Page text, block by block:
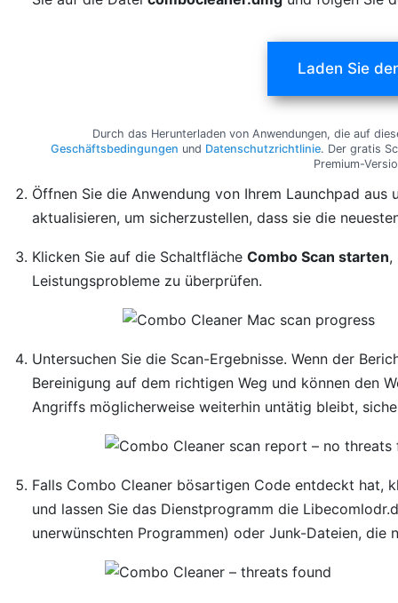
Laden Sie
Durch das Herunterladen von Anwendungen, die auf
Geschäftsbedingungen und Datenschutzrichtlinie. Der gratis
Premium-
Öffnen Sie die Anwendung von Ihrem Launchpad
aktualisieren, um sicherzustellen, dass sie die
Klicken Sie auf die SchaltflächeCombo Scan starten,
Leistungsprobleme zu überprüfen.
Untersuchen Sie die Scan-Ergebnisse. Wenn der
Bereinigung auf dem richtigen Weg und können den
Angriffs möglicherweise weiterhin untätig bleibt,
Falls Combo Cleaner bösartigen Code entdeckt hat,
und lassen Sie das Dienstprogramm die
unerwünschten Programmen) oder Junk-Dateien, die